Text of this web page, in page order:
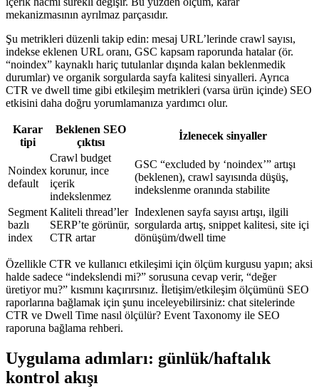
mekanizmasının ayrılmaz parçasıdır.
Şu metrikleri düzenli takip edin: mesaj URL’lerinde crawl sayısı,
indekse eklenen URL oranı, GSC kapsam raporunda hatalar (ör.
“noindex” kaynaklı hariç tutulanlar dışında kalan beklenmedik
durumlar) ve organik sorgularda sayfa kalitesi sinyalleri. Ayrıca
CTR ve dwell time gibi etkileşim metrikleri (varsa ürün içinde) SEO
etkisini daha doğru yorumlamanıza yardımcı olur.
Karar
tipi
Beklenen SEO
çıktısı
İzlenecek sinyaller
Noindex
default
Crawl budget
korunur, ince
içerik
indekslenmez
GSC “excluded by ‘noindex’” artışı
(beklenen), crawl sayısında düşüş,
indekslenme oranında stabilite
Segment
bazlı
index
Kaliteli thread’ler
SERP’te görünür,
CTR artar
Indexlenen sayfa sayısı artışı, ilgili
sorgularda artış, snippet kalitesi, site içi
dönüşüm/dwell time
Özellikle CTR ve kullanıcı etkileşimi için ölçüm kurgusu yapın; aksi
halde sadece “indekslendi mi?” sorusuna cevap verir, “değer
üretiyor mu?” kısmını kaçırırsınız. İletişim/etkileşim ölçümünü SEO
raporlarına bağlamak için şunu inceleyebilirsiniz: chat sitelerinde
CTR ve Dwell Time nasıl ölçülür? Event Taxonomy ile SEO
raporuna bağlama rehberi.
Uygulama adımları: günlük/haftalık
kontrol akışı